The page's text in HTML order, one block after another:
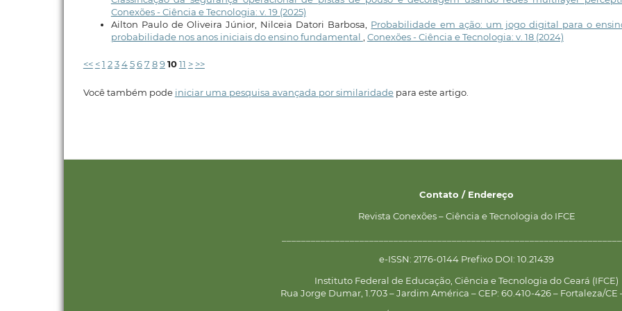
Conexões - Ciência e Tecnologia: v. 19 (2025)
Ailton Paulo de Oliveira Júnior, Nilceia Datori Barbosa, Probabilidade em ação: um jogo digital para o
probabilidade nos anos iniciais do ensino fundamental , Conexões - Ciência e Tecnologia: v. 18 (2024)
<< <1 234567 891011 > >>
Você também pode iniciar uma pesquisa avançada por similaridadepara este artigo.
Contato / Endereço
Revista Conexões – Ciência e Tecnologia do IFCE
e-ISSN: 2176-0144 Prefixo DOI: 10.21439
Instituto Federal de Educação, Ciência e Tecnologia do Ceará (IFCE)
Rua Jorge Dumar, 1.703 – Jardim América – CEP: 60.410-426 – Fortaleza/CE